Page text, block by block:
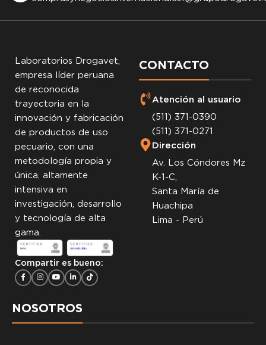
Laboratorios Drogavet,
empresa líder peruana
de reconocida
trayectoria en la
innovación y fabricación
de productos de uso
pecuario, con una
metodología propia y
única, altamente
intensiva en
investigación, desarrollo
y tecnología de alta
gama.
Compartir es bueno:
CONTACTO
Atención al usuario
(511) 371-0390
(511) 371-0271
Dirección
Av. Los Cóndores Mz
K-1-C,
Santa María de
Huachipa
Lima - Perú
NOSOTROS